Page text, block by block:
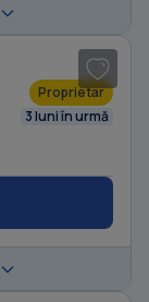
Proprietar
3 luni în urmă